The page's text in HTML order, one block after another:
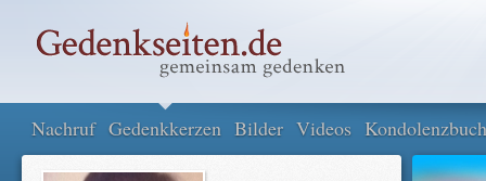
Nachruf Gedenkkerzen Bilder Videos Kondolenzbuch